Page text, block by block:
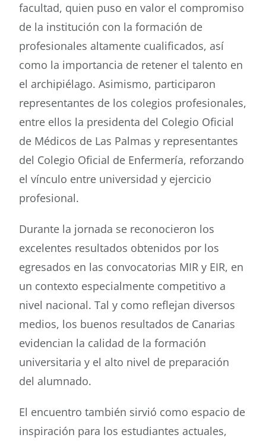
facultad, quien puso en valor el compromiso
de la institución con la formación de
profesionales altamente cualificados, así
como la importancia de retener el talento en
el archipiélago. Asimismo, participaron
representantes de los colegios profesionales,
entre ellos la presidenta del Colegio Oficial
de Médicos de Las Palmas y representantes
del Colegio Oficial de Enfermería, reforzando
el vínculo entre universidad y ejercicio
profesional.
Durante la jornada se reconocieron los
excelentes resultados obtenidos por los
egresados en las convocatorias MIR y EIR, en
un contexto especialmente competitivo a
nivel nacional. Tal y como reflejan diversos
medios, los buenos resultados de Canarias
evidencian la calidad de la formación
universitaria y el alto nivel de preparación
del alumnado.
El encuentro también sirvió como espacio de
inspiración para los estudiantes actuales,